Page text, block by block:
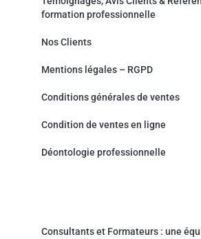
formation professionnelle
Nos Clients
Mentions légales – RGPD
Conditions générales de ventes
Condition de ventes en ligne
Déontologie professionnelle
Consultants et Formateurs : une